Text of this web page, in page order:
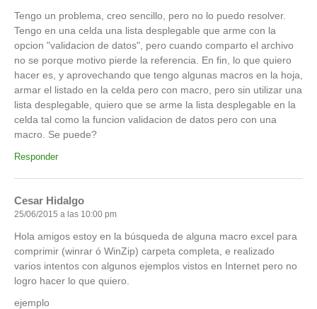
Tengo un problema, creo sencillo, pero no lo puedo resolver.
Tengo en una celda una lista desplegable que arme con la
opcion "validacion de datos", pero cuando comparto el archivo
no se porque motivo pierde la referencia. En fin, lo que quiero
hacer es, y aprovechando que tengo algunas macros en la hoja,
armar el listado en la celda pero con macro, pero sin utilizar una
lista desplegable, quiero que se arme la lista desplegable en la
celda tal como la funcion validacion de datos pero con una
macro. Se puede?
Responder
Cesar Hidalgo
25/06/2015 a las 10:00 pm
Hola amigos estoy en la búsqueda de alguna macro excel para
comprimir (winrar ó WinZip) carpeta completa, e realizado
varios intentos con algunos ejemplos vistos en Internet pero no
logro hacer lo que quiero.
ejemplo